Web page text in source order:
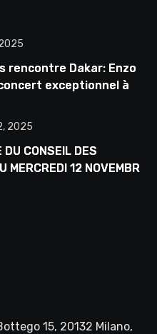
rencontre Dakar: Enzo
exceptionnel à
2025
DU CONSEIL DES
MERCREDI 12 NOVEMBRE
15, 20132 Milano,